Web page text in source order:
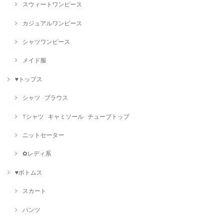
スウィートワンピース
カジュアルワンピース
シャツワンピース
メイド服
♥トップス
シャツ · ブラウス
Tシャツ · キャミソール · チューブトップ
ニットセーター
✿レディ系
♥ボトムス
スカート
パンツ